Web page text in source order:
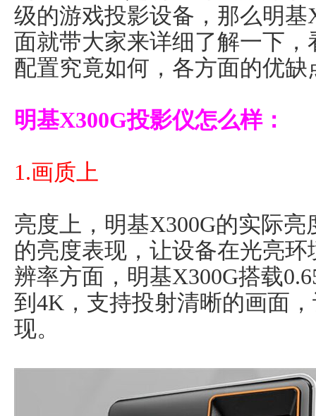
级的游戏投影设备，那么明
面就带大家来详细了解一下
配置究竟如何，各方面的优缺
明基X300G投影仪怎么样：
1.画质上
亮度上，明基X300G的实际
的亮度表现，让设备在光亮
辨率方面，明基X300G搭载
到4K，支持投射清晰的画面
现。